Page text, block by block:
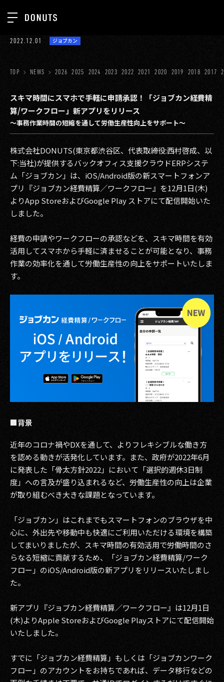
ジョブカン
ゲーム
ミクチャ
医療(CLIUS)
出版メディア
美少女図鑑
イベント
その他事業
2025
2024
2023
2022
2021
2020
2018
2017
2016
2014
2013
2012
2010
TOP
ABOUT
SERVICES
GROUP
RECRUIT
CONTACT
PRIVACY POLICY
2022.12.01 ジョブカン
TOP NEWS 2026 2025 2024 2023 2022 2021 2020 2019 2018 2017
スキマ時間にスマホで手軽に申請承認！「ジョブカン経費精
算/ワークフロー」新アプリをリリース
〜事務作業時間の短縮を通して労働生産性向上をサポート〜
株式会社DONUTS(東京都渋谷区、代表取締役:西村啓成、以
下:当社)が提供するバックオフィス支援クラウドERPシステ
ム「ジョブカン」は、iOS/Android版の新スマートフォンア
プリ『ジョブカン経費精算／ワークフロー』を12月1日(木)
よりApp StoreおよびGoogle Play ストアにて配信開始いた
しました。
経費の申請やワークフローの承認などを、スキマ時間を有効
活用してスマホから手軽に済ませることが可能となり、事務
作業の効率化を通して労働生産性の向上をサポートいたしま
す。
■背景
近年のコロナ禍やDXを通して、よりフレキシブルな働き方
を認める動きが活発化しています。また、政府が2022年6月
に発表した「骨太方針2022」において「選択的週休3日制
度」への言及が盛り込まれるなど、労働生産性の向上は企業
が取り組むべき大きな課題となっています。
「ジョブカン」はこれまでもスマートフォンのブラウザを中
心に、外出先や移動中も快適にご利用いただける環境を構築
してまいりましたが、スキマ時間の有効活用で労働時間のさ
らなる短縮に貢献するため、「ジョブカン経費精算/ワーク
フロー」のiOS/Android版の新アプリをリリースいたしまし
た。
新アプリ『ジョブカン経費精算／ワークフロー』は12月1日
(木)よりApple StoreおよびGoogle Playストアにて配信開始
いたしました。
すでに「ジョブカン経費精算」もしくは「ジョブカンワーク
フロー」のアカウントをお持ちであれば、データ移行などの